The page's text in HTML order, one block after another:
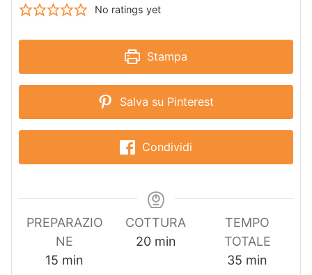
No ratings yet
Stampa
Salva su Pinterest
Condividi
PREPARAZIO
NE
15 m
min
COTTURA
20mmin
TEMPO
TOTALE
35 m
min